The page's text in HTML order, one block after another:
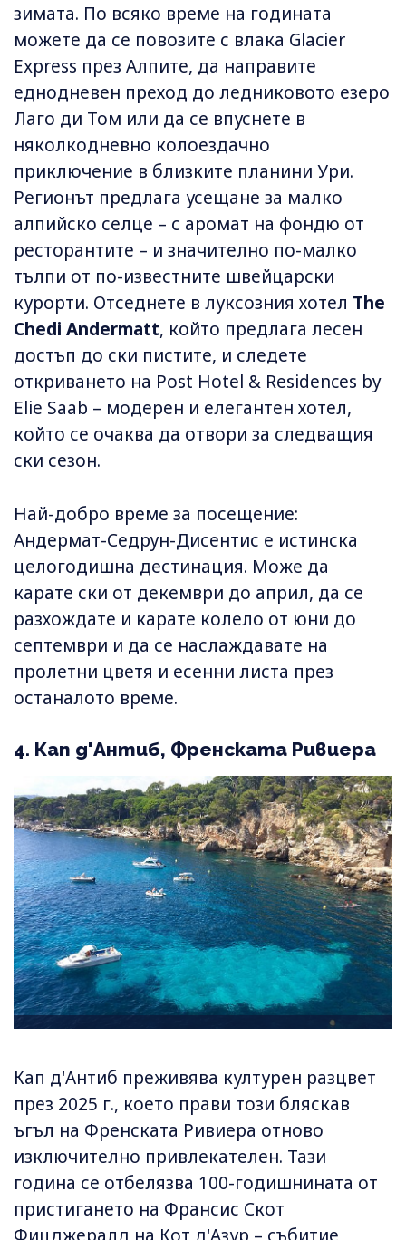
зимата. По всяко време на годината
можете да се повозите с влака Glacier
Express през Алпите, да направите
еднодневен преход до ледниковото езеро
Лаго ди Том или да се впуснете в
няколкодневно колоездачно
приключение в близките планини Ури.
Регионът предлага усещане за малко
алпийско селце – с аромат на фондю от
ресторантите – и значително по-малко
тълпи от по-известните швейцарски
курорти. Отседнете в луксозния хотел The
Chedi Andermatt, който предлага лесен
достъп до ски пистите, и следете
откриването на Post Hotel & Residences by
Elie Saab – модерен и елегантен хотел,
който се очаква да отвори за следващия
ски сезон.
Най-добро време за посещение:
Андермат-Седрун-Дисентис е истинска
целогодишна дестинация. Може да
карате ски от декември до април, да се
разхождате и карате колело от юни до
септември и да се наслаждавате на
пролетни цветя и есенни листа през
останалото време.
4. Кап д'Антиб, Френската Ривиера
Кап д'Антиб преживява културен разцвет
през 2025 г., което прави този бляскав
ъгъл на Френската Ривиера отново
изключително привлекателен. Тази
година се отбелязва 100-годишнината от
пристигането на Франсис Скот
Фицджералд на Кот д'Азур – събитие,